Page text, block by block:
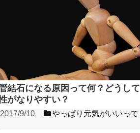
結石になる原因って何？どうして
がなりやすい？
2017/9/10
やっぱり元気がいいって